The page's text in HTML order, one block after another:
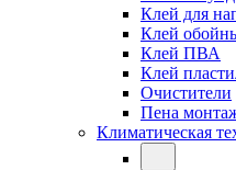
Клей для
Клей
Клей ПВА
Клей
Очистители
Пена
Климатическая